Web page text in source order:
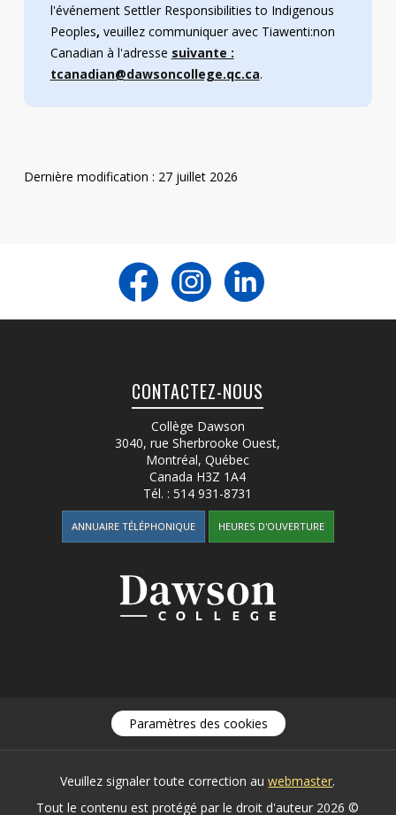
l'événement Settler Responsibilities to Indigenous
Peoples, veuillez communiquer avec Tiawenti:non
Canadian à l'adresse suivante :
tcanadian@dawsoncollege.qc.ca.
Dernière modification : 27 juillet 2026
CONTACTEZ-NOUS
Collège Dawson
3040, rue Sherbrooke Ouest,
Montréal, Québec
Canada H3Z 1A4
Tél. :514 931-8731
ANNUAIRE TÉLÉPHONIQUE HEURES D'OUVERTURE
Paramètres des cookies
Veuillez signaler toute correction auwebmaster.
Tout le contenu est protégé par le droit d'auteur 2026 ©